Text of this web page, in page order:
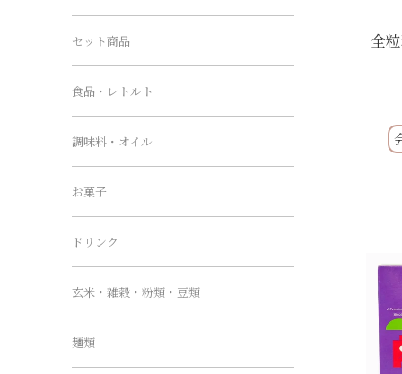
全
セット商品
食品・レトルト
調味料・オイル
お菓子
ドリンク
玄米・雑穀・粉類・豆類
麺類